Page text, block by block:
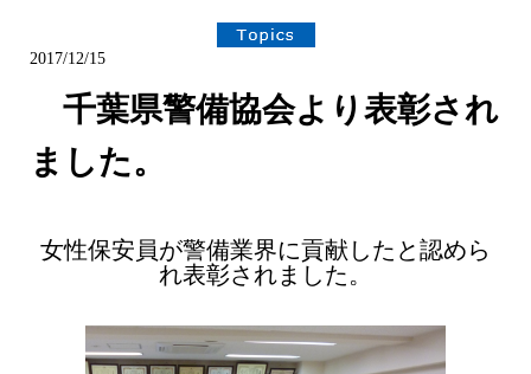
2017/12/15
千葉県警備協会より表彰され
ました。
女性保安員が警備業界に貢献したと認めら
れ表彰されました。